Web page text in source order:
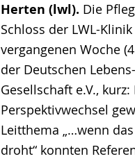
Gebärdensprache
wird
angezeigt.
Herten (lwl). Die
Schloss der LWL-
vergangenen Woche
der Deutschen
Gesellschaft e.V., kurz:
Perspektivwechsel
Leitthema „…wenn
droht“ konnten